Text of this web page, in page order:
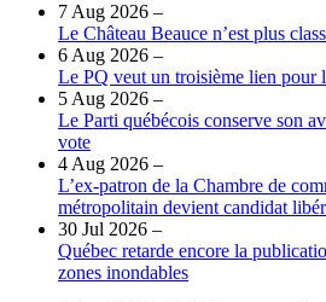
7 Aug 2026 –
Le Château Beauce n’est plus
6 Aug 2026 –
Le PQ veut un troisième lien pour
5 Aug 2026 –
Le Parti québécois conserve son
vote
4 Aug 2026 –
L’ex-patron de la Chambre de
métropolitain devient candidat
30 Jul 2026 –
Québec retarde encore la
zones inondables